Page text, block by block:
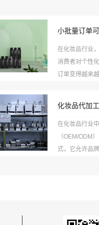
小批量订单
在化妆品行业
消费者对个性
订单变得越来
化妆品代加
在化妆品行业
（OEM/ODM
式，它允许品